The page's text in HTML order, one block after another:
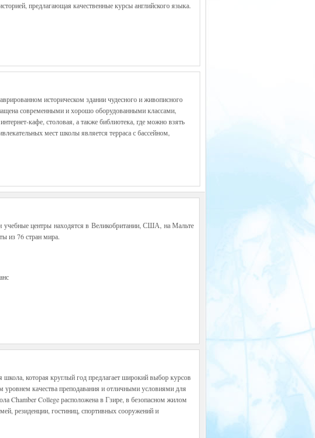
предлагающая качественные курсы английского языка.
историческом здании чудесного и живописного
современными и хорошо оборудованными классами,
кафе, столовая, а также библиотека, где можно взять
мест школы является терраса с бассейном,
учебные центры находятся в Великобритании, США, на Мальте
из 76 стран мира.
школа, которая круглый год предлагает широкий выбор курсов
уровнем качества преподавания и отличными условиями для
Chamber College расположена в Гзире, в безопасном жилом
резиденции, гостиниц, спортивных сооружений и